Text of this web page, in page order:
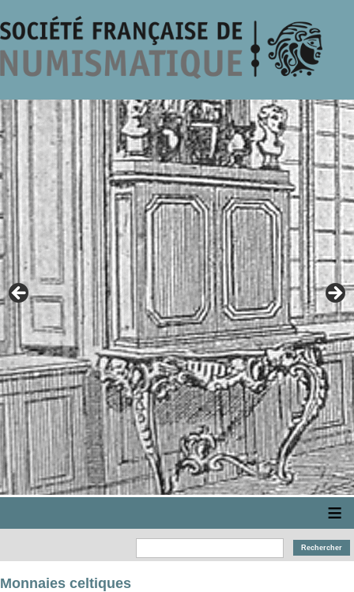
≡
Monnaies celtiques